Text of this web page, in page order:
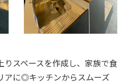
りスペースを作成し、家族で食
アに◎キッチンからスムーズ